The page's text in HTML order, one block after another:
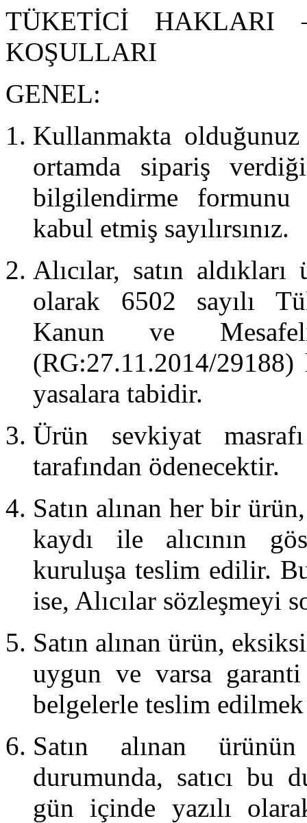
TÜKETİCİ
KOŞULLARI
GENEL:
Kullanmakta
ortamda sipariş
bilgilendirme formunu
kabul etmiş sayılırsınız.
Alıcılar, satın
olarak 6502 sayılı
Kanun ve
(RG:27.11.2014/
yasalara tabidir.
Ürün sevkiyat
tarafından ödenecektir.
Satın alınan her bir
kaydı ile alıcının
kuruluşa teslim edilir.
ise, Alıcılar sözleşmeyi
Satın alınan ürün,
uygun ve varsa
belgelerle teslim edilmek
Satın alınan ürünün
durumunda, satıcı bu
gün içinde yazılı